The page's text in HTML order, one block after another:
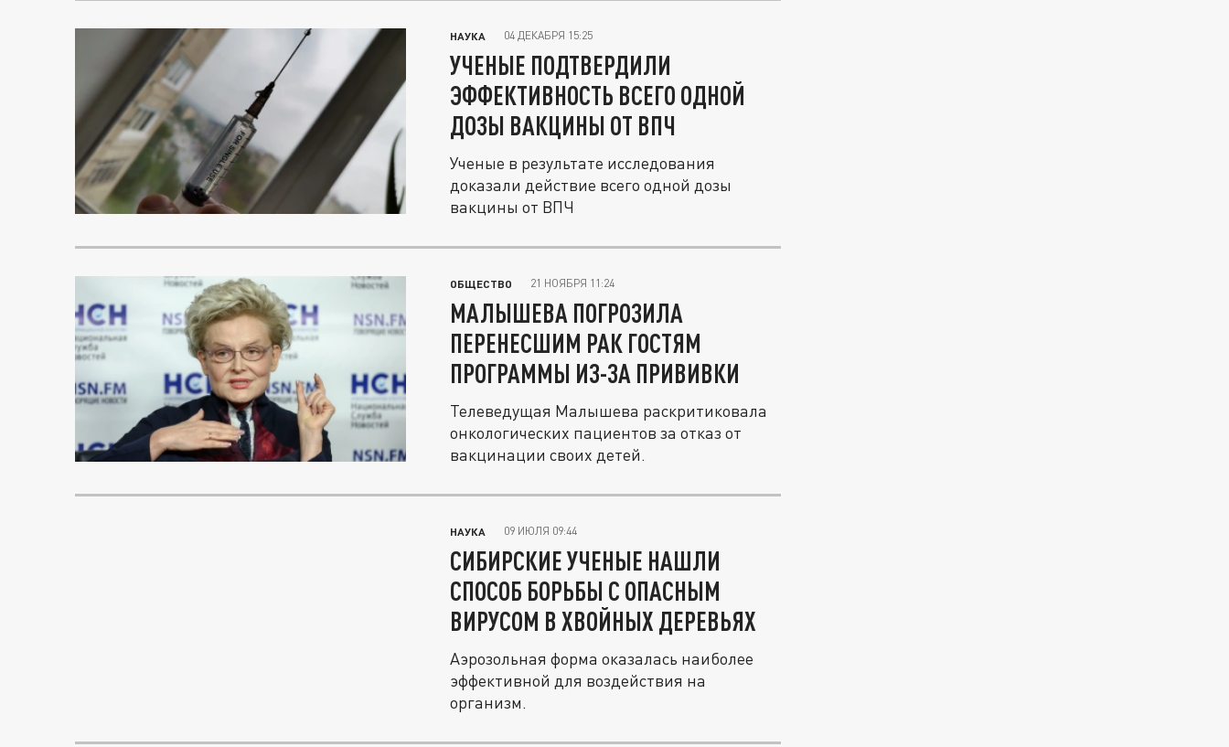
НАУКА 04 ДЕКАБРЯ 15:25
УЧЕНЫЕ ПОДТВЕРДИЛИ
ЭФФЕКТИВНОСТЬ ВСЕГО ОДНОЙ
ДОЗЫ ВАКЦИНЫ ОТ ВПЧ
Ученые в результате исследования
доказали действие всего одной дозы
вакцины от ВПЧ
ОБЩЕСТВО 21 НОЯБРЯ 11:24
МАЛЫШЕВА ПОГРОЗИЛА
ПЕРЕНЕСШИМ РАК ГОСТЯМ
ПРОГРАММЫ ИЗ-ЗА ПРИВИВКИ
Телеведущая Малышева раскритиковала
онкологических пациентов за отказ от
вакцинации своих детей.
НАУКА 09 ИЮЛЯ 09:44
СИБИРСКИЕ УЧЕНЫЕ НАШЛИ
СПОСОБ БОРЬБЫ С ОПАСНЫМ
ВИРУСОМ В ХВОЙНЫХ ДЕРЕВЬЯХ
Аэрозольная форма оказалась наиболее
эффективной для воздействия на
организм.